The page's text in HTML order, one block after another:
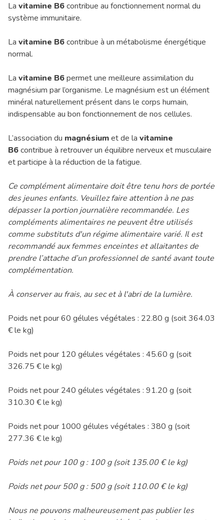
La vitamine B6contribue au fonctionnement normal du
système immunitaire.
La vitamine B6contribue à un métabolisme énergétique
normal.
La vitamine B6permet une meilleure assimilation du
magnésium par l’organisme. Le magnésium est un élément
minéral naturellement présent dans le corps humain,
indispensable au bon fonctionnement de nos cellules.
L’association du magnésiumet de la vitamine
B6contribue à retrouver un équilibre nerveux et musculaire
et participe à la réduction de la fatigue.
Ce complément alimentaire doit être tenu hors de portée
des jeunes enfants. Veuillez faire attention à ne pas
dépasser la portion journalière recommandée. Les
compléments alimentaires ne peuvent être utilisés
comme substituts d'un régime alimentaire varié. Il est
recommandé aux femmes enceintes et allaitantes de
prendre l’attache d’un professionnel de santé avant toute
complémentation.
À conserver au frais, au sec et à l'abri de la lumière.
Poids net pour 60 gélules végétales : 22.80 g (soit 364.03
€ le kg)
Poids net pour 120 gélules végétales : 45.60 g (soit
326.75 € le kg)
Poids net pour 240 gélules végétales : 91.20 g (soit
310.30 € le kg)
Poids net pour 1000 gélules végétales : 380 g (soit
277.36 € le kg)
Poids net pour 100 g : 100 g (soit 135.00 € le kg)
Poids net pour 500 g : 500 g (soit 110.00 € le kg)
Nous ne pouvons malheureusement pas publier les